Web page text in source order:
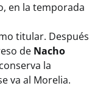
en la temporada
titular. Después
de Nacho
la
va al Morelia.